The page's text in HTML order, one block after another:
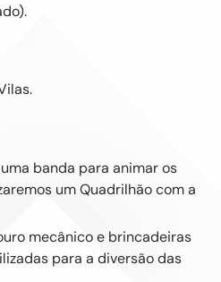
banda para animar os
um Quadrilhão com a
mecânico e brincadeiras
para a diversão das